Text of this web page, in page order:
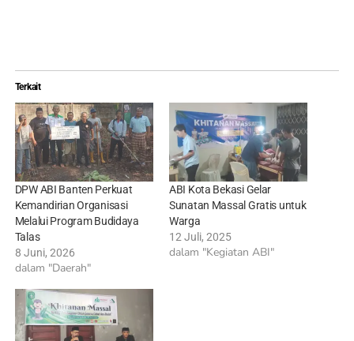
Terkait
DPW ABI Banten Perkuat
Kemandirian Organisasi
Melalui Program Budidaya
Talas
8 Juni, 2026
dalam "Daerah"
ABI Kota Bekasi Gelar
Sunatan Massal Gratis untuk
Warga
12 Juli, 2025
dalam "Kegiatan ABI"